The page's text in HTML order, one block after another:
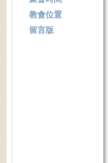
教會位置
留言版